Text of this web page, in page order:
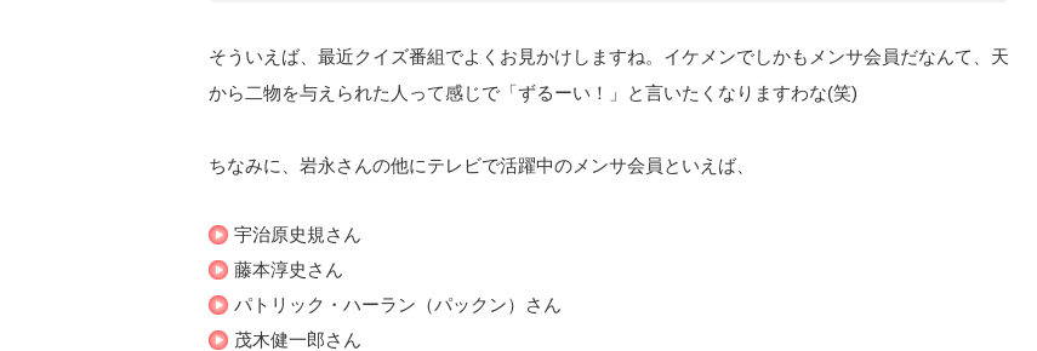
そういえば、最近クイズ番組でよくお見かけしますね。イケメンでしかもメンサ会員だなんて、天
から二物を与えられた人って感じで「ずるーい！」と言いたくなりますわな(笑)
ちなみに、岩永さんの他にテレビで活躍中のメンサ会員といえば、
宇治原史規さん
藤本淳史さん
パトリック・ハーラン（パックン）さん
茂木健一郎さん